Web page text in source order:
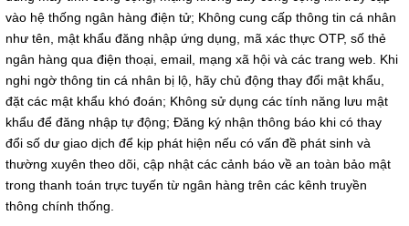
vào hệ thống ngân hàng điện tử; Không cung cấp thông tin cá nhân
như tên, mật khẩu đăng nhập ứng dụng, mã xác thực OTP, số thẻ
ngân hàng qua điện thoại, email, mạng xã hội và các trang web. Khi
nghi ngờ thông tin cá nhân bị lộ, hãy chủ động thay đổi mật khẩu,
đặt các mật khẩu khó đoán; Không sử dụng các tính năng lưu mật
khẩu để đăng nhập tự động; Đăng ký nhận thông báo khi có thay
đổi số dư giao dịch để kịp phát hiện nếu có vấn đề phát sinh và
thường xuyên theo dõi, cập nhật các cảnh báo về an toàn bảo mật
trong thanh toán trực tuyến từ ngân hàng trên các kênh truyền
thông chính thống.